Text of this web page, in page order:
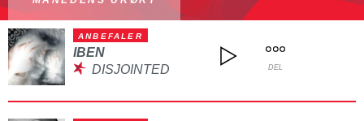
ANBEFALER
IBEN
DISJOINTED
DEL